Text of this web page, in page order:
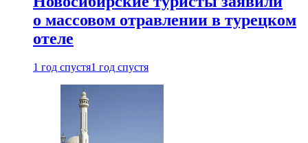
о массовом отравлении в турецком
отеле
1 год спустя1 год спустя